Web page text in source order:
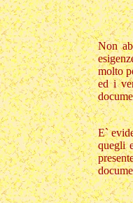
Non
molto
ed i
E`
quegli